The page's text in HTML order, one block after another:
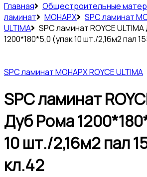
Главная Общестроительные
ламинат
МОНАРХ
SPC ламинат
ULTIMA
SPC ламинат ROYCE
1200*180*5,0 (упак 10 шт./2,16м2 пал
SPC ламинат МОНАРХ ROYCE ULTIMA
SPC ламинат
Дуб Рома
10 шт./2,16м2 пал
кл.42